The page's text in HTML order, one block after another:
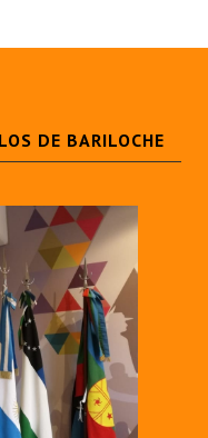
DE BARILOCHE